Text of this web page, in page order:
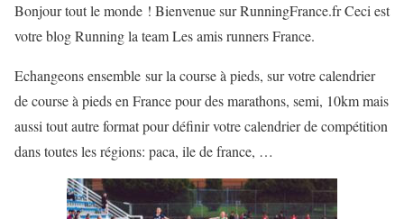
Bonjour tout le monde ! Bienvenue sur RunningFrance.fr Ceci est
votre blog Running la team Les amis runners France.
Echangeons ensemble sur la course à pieds, sur votre calendrier
de course à pieds en France pour des marathons, semi, 10km mais
aussi tout autre format pour définir votre calendrier de compétition
dans toutes les régions: paca, ile de france, …